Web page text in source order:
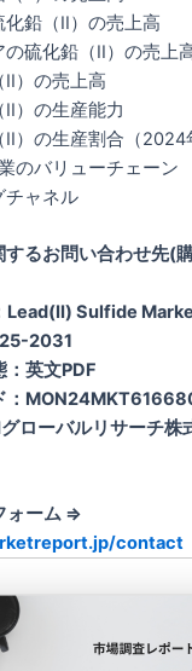
化鉛（II）の売上高
の硫化鉛（II）の売上
II）の売上高
II）の生産能力
II）の生産割合（2024
のバリューチェーン
チャネル
るお問い合わせ先(
Lead(II) Sulfide
2031
英文PDF
：
ローバルリサーチ株
ォーム ⇒
contact